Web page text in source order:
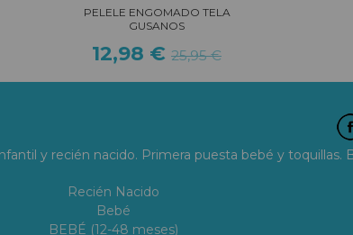
PELELE ENGOMADO TELA
GUSANOS
12,98 € 25,95 €
y recién nacido. Primera puesta bebé y
Recién Nacido
Bebé
BEBÉ (12-48 meses)